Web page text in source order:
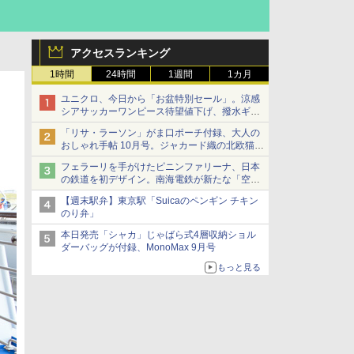
アクセスランキング
1時間 24時間 1週間 1カ月
ユニクロ、今日から「お盆特別セール」。涼感
シアサッカーワンピース待望値下げ、撥水ギア
ショーツは1990円に
「リサ・ラーソン」がま口ポーチ付録、大人の
おしゃれ手帖 10月号。ジャカード織の北欧猫デ
ザイン
フェラーリを手がけたピニンファリーナ、日本
の鉄道を初デザイン。南海電鉄が新たな「空港
特急」をなにわ筋線へ導入
【週末駅弁】東京駅「Suicaのペンギン チキン
のり弁」
本日発売「シャカ」じゃばら式4層収納ショル
ダーバッグが付録、MonoMax 9月号
もっと見る